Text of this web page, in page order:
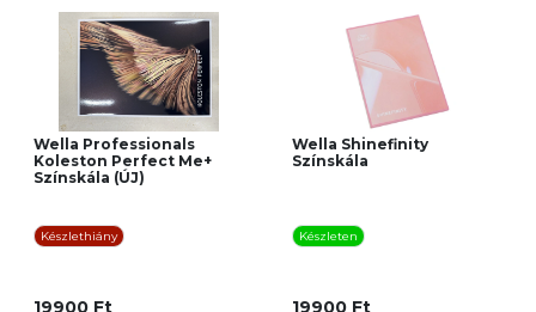
Wella Professionals
Koleston Perfect Me+
Színskála (ÚJ)
Készlethiány
19900 Ft
Wella Shinefinity
Színskála
Készleten
19900 Ft